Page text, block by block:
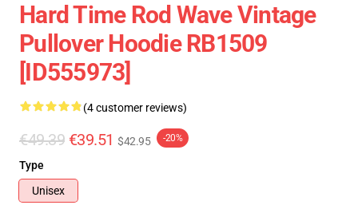
Hard Time Rod Wave Vintage
Pullover Hoodie RB1509
[ID555973]
(4 customer reviews)
€49.39 €39.51 $42.95 -20%
Type
Unisex